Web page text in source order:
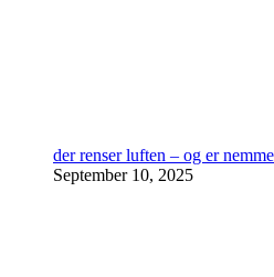
der renser luften – og er
September 10, 2025